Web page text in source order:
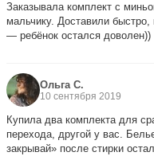
Заказывала комплект с
мальчику. Доставили быстро,
— ребёнок остался доволен))
Ольга С.
10 сентября 2019
Купила два комплекта для
перехода, другой у вас.
закрывай» после стирки